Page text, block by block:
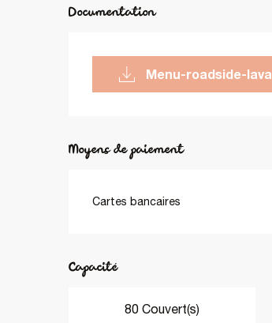
Documentation
menu-roadside-
Moyens de paiement
Cartes bancaires
Capacité
80 Couvert(s)